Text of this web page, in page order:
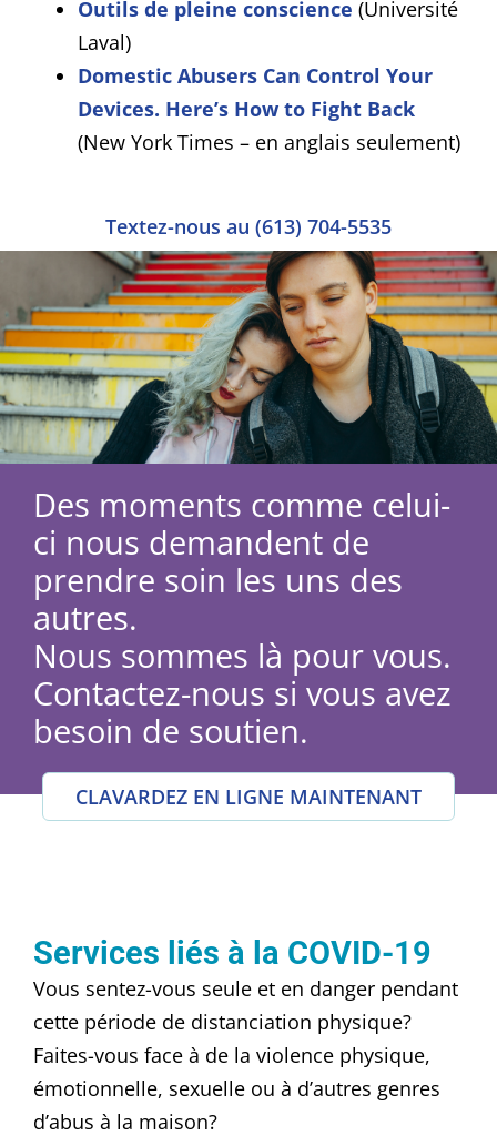
Outils de pleine conscience (Université
Laval)
Domestic Abusers Can Control Your
Devices. Here’s How to Fight Back
(New York Times – en anglais seulement)
Textez-nous au (613) 704-5535
Des moments comme celui-
ci nous demandent de
prendre soin les uns des
autres.
Nous sommes là pour vous.
Contactez-nous si vous avez
besoin de soutien.
CLAVARDEZ EN LIGNE MAINTENANT
Services liés à la COVID-19
Vous sentez-vous seule et en danger pendant
cette période de distanciation physique?
Faites-vous face à de la violence physique,
émotionnelle, sexuelle ou à d’autres genres
d’abus à la maison?